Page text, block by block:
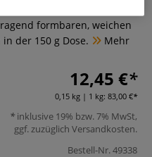
formbaren, weichen
der 150 g Dose.
Mehr
12,45 €
0,15 kg | 1 kg: 83,00 €
inklusive 19% bzw. 7% MwSt,
ggf. zuzüglich Versandkosten.
Bestell-Nr.49338